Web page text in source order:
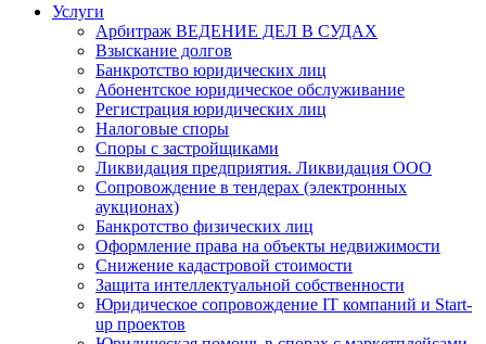
Услуги
Арбитраж ВЕДЕНИЕ ДЕЛ В СУДАХ
Взыскание долгов
Банкротство юридических лиц
Абонентское юридическое обслуживание
Регистрация юридических лиц
Налоговые споры
Споры с застройщиками
Ликвидация предприятия. Ликвидация ООО
Сопровождение в тендерах (электронных
аукционах)
Банкротство физических лиц
Оформление права на объекты недвижимости
Снижение кадастровой стоимости
Защита интеллектуальной собственности
Юридическое сопровождение IT компаний и Start-
up проектов